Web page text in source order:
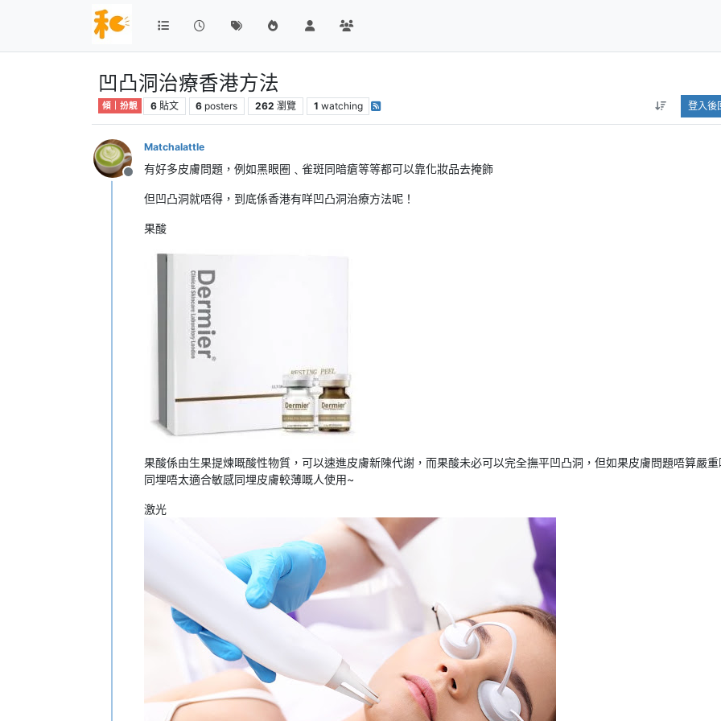
凹凸洞治療香港方法
傾｜扮靚 6 貼文 6 posters 262 瀏覽 1 watching 登入後
離線
Matchalattle
有好多皮膚問題，例如黑眼圈﹑雀斑同暗瘡等等都可以靠化妝品去掩飾
但凹凸洞就唔得，到底係香港有咩凹凸洞治療方法呢！
果酸
果酸係由生果提煉嘅酸性物質，可以速進皮膚新陳代謝，而果酸未必可以完全撫平凹凸洞，但如果皮膚問題唔算嚴重
同埋唔太適合敏感同埋皮膚較薄嘅人使用~
激光